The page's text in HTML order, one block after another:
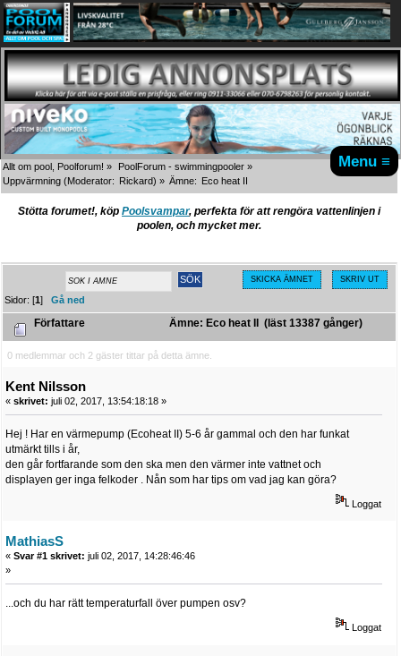
Menu ≡
Allt om pool, Poolforum! » PoolForum - swimmingpooler »
Uppvärmning (Moderator: Rickard) » Ämne: Eco heat II
Stötta forumet!, köp Poolsvampar, perfekta för att rengöra vattenlinjen i
poolen, och mycket mer.
SKICKA ÄMNET SKRIV UT
Sidor: [1]Gå ned
Författare Ämne: Eco heat II (läst 13387 gånger)
0 medlemmar och 2 gäster tittar på detta ämne.
Kent Nilsson
« skrivet: juli 02, 2017, 13:54:18:18 »
Hej ! Har en värmepump (Ecoheat II) 5-6 år gammal och den har funkat
utmärkt tills i år,
den går fortfarande som den ska men den värmer inte vattnet och
displayen ger inga felkoder . Nån som har tips om vad jag kan göra?
Loggat
MathiasS
« Svar #1 skrivet: juli 02, 2017, 14:28:46:46
»
...och du har rätt temperaturfall över pumpen osv?
Loggat